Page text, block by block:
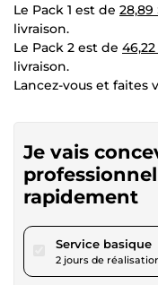
Le Pack 1 est de 28,89
livraison.
Le Pack 2 est de 46,22
livraison.
Lancez-vous et faites
Je vais
rapidement
Service basique
2 jours de